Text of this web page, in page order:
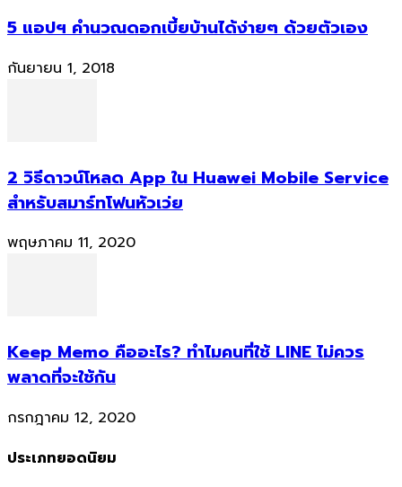
5 แอปฯ คำนวณดอกเบี้ยบ้านได้ง่ายๆ ด้วยตัวเอง
กันยายน 1, 2018
2 วิธีดาวน์โหลด App ใน Huawei Mobile Service
สำหรับสมาร์ทโฟนหัวเว่ย
พฤษภาคม 11, 2020
Keep Memo คืออะไร? ทำไมคนที่ใช้ LINE ไม่ควร
พลาดที่จะใช้กัน
กรกฎาคม 12, 2020
ประเภทยอดนิยม